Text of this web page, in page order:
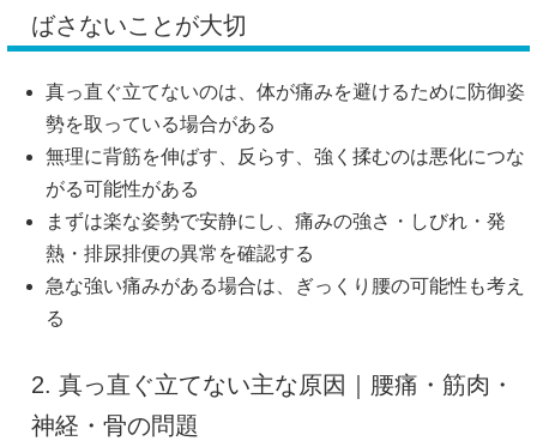
ばさないことが大切
真っ直ぐ立てないのは、体が痛みを避けるために防御姿
勢を取っている場合がある
無理に背筋を伸ばす、反らす、強く揉むのは悪化につな
がる可能性がある
まずは楽な姿勢で安静にし、痛みの強さ・しびれ・発
熱・排尿排便の異常を確認する
急な強い痛みがある場合は、ぎっくり腰の可能性も考え
る
2. 真っ直ぐ立てない主な原因｜腰痛・筋肉・
神経・骨の問題